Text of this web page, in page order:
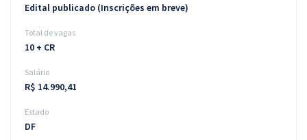
Edital publicado (Inscrições em breve)
Total de vagas
10 + CR
Salário
R$ 14.990,41
Estado
DF